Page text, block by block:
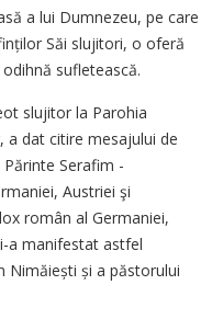
a lui Dumnezeu, pe care
Săi slujitori, o oferă
sufletească.
slujitor la Parohia
a dat citire mesajului de
Serafim -
Austriei şi
român al Germaniei,
a manifestat astfel
Nimă­iești și a păstorului